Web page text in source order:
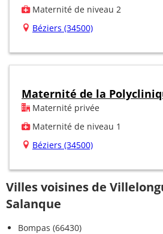
Maternité de niveau 2
Béziers (34500)
Maternité de la
Maternité privée
Maternité de niveau 1
Béziers (34500)
Villes voisines de
Salanque
Bompas (66430)